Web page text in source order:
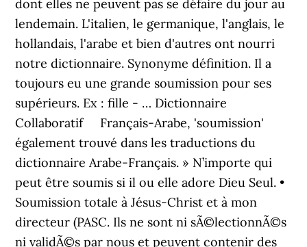
dont elles ne peuvent pas se défaire du jour au
lendemain. L'italien, le germanique, l'anglais, le
hollandais, l'arabe et bien d'autres ont nourri
notre dictionnaire. Synonyme définition. Il a
toujours eu une grande soumission pour ses
supérieurs. Ex : fille - … Dictionnaire
Collaboratif Français-Arabe, 'soumission'
également trouvé dans les traductions du
dictionnaire Arabe-Français. » N’importe qui
peut être soumis si il ou elle adore Dieu Seul. •
Soumission totale à Jésus-Christ et à mon
directeur (PASC. Ils ne sont ni sÃ©lectionnÃ©s
ni validÃ©s par nous et peuvent contenir des